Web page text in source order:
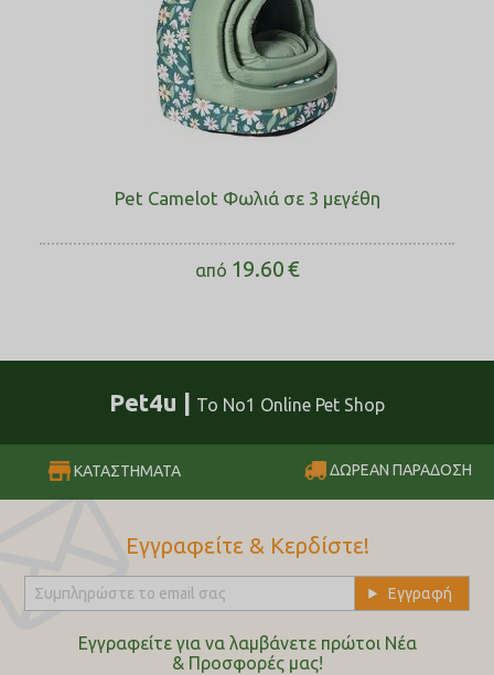
Pet Camelot Φωλιά σε 3 μεγέθη
από 19.60€
Pet4u | Το No1 Online Pet Shop
ΚΑΤΑΣΤΗΜΑΤΑ ΔΩΡΕΑΝ ΠΑΡΑΔΟΣΗ
Εγγραφείτε & Κερδίστε!
Εγγραφείτε για να λαμβάνετε πρώτοι Nέα
& Προσφορές μας!